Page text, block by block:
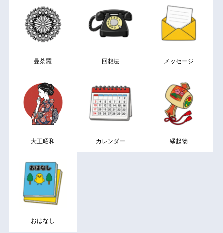
曼荼羅 回想法 メッセージ
大正昭和 カレンダー 縁起物
おはなし